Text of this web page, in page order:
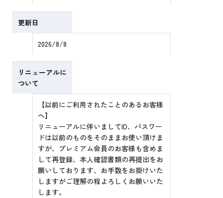
更新日
2026/8/8
リニューアルに
ついて
【以前にご利用されたことのあるお客様
へ】
リニューアルに伴いましてID、パスワー
ドは以前のものをそのままお使い頂けま
すが、プレミアム会員のお客様も含めま
して再登録、本人確認書類の再提出をお
願いしております、お手数をお掛けいた
しますがご理解の程よろしくお願いいた
します。